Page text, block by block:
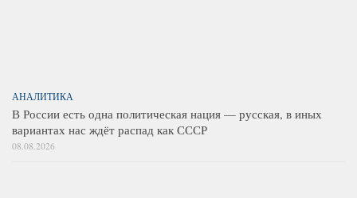
АНАЛИТИКА
В России есть одна политическая нация — русская, в иных
вариантах нас ждёт распад как СССР
08.08.2026